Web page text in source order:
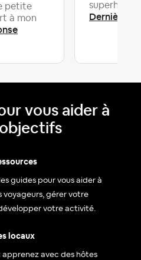
petite
à mon
superhost
Dernière
vous aider à
guides pour vous aider à
voyageurs, gérer votre
votre activité.
locaux
apprenez avec des hôtes